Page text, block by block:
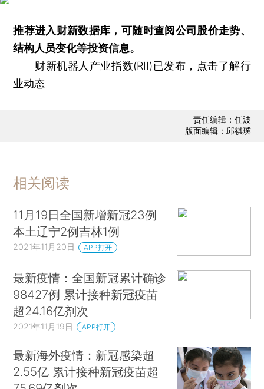
推荐进入财新数据库 ，可随时查阅公司股价走势、
结构人员变化等投资信息。
财新机器人产业指数(RII)已发布， 点击了解行
业动态
责任编辑：任波
版面编辑：邱祺璞
相关阅读
11月19日全国新增新冠23例
本土辽宁2例吉林1例
2021年11月20日 APP打开
最新疫情：全国新冠累计确诊
98427例 累计接种新冠疫苗
超24.16亿剂次
2021年11月19日 APP打开
最新海外疫情：新冠感染超
2.55亿 累计接种新冠疫苗超